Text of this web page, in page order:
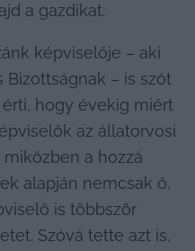
a gazdikat.
képviselője – aki
Bizottságnak – is szót
hogy évekig miért
az állatorvosi
a hozzá
alapján nemcsak ő,
is többször
Szóvá tette azt is,